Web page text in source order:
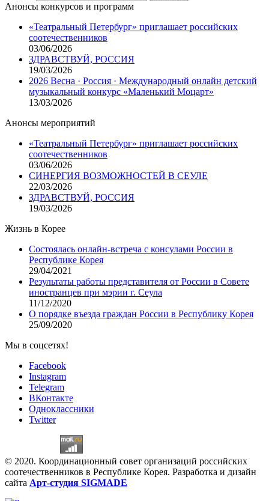
Анонсы конкурсов и программ
«Театральный Петербург» приглашает российских
соотечественников
03/06/2026
ЗДРАВСТВУЙ, РОССИЯ
19/03/2026
2026 Весна · Россия · Международный онлайн детский
музыкальный конкурс «Маленький Моцарт»
13/03/2026
Анонсы мероприятий
«Театральный Петербург» приглашает российских
соотечественников
03/06/2026
СИНЕРГИЯ ВОЗМОЖНОСТЕЙ В СЕУЛЕ
22/03/2026
ЗДРАВСТВУЙ, РОССИЯ
19/03/2026
Жизнь в Корее
Состоялась онлайн-встреча с консулами России в
Республике Корея
29/04/2021
Результаты работы представителя от России в Совете
иностранцев при мэрии г. Сеула
11/12/2020
О порядке въезда граждан России в Республику Корея
25/09/2020
Мы в соцсетях!
Facebook
Instagram
Telegram
ВКонтакте
Одноклассники
Twitter
© 2020. Координационный совет организаций российских
соотечественников в Республике Корея. Разработка и дизайн
сайта Арт-студия SIGMADE